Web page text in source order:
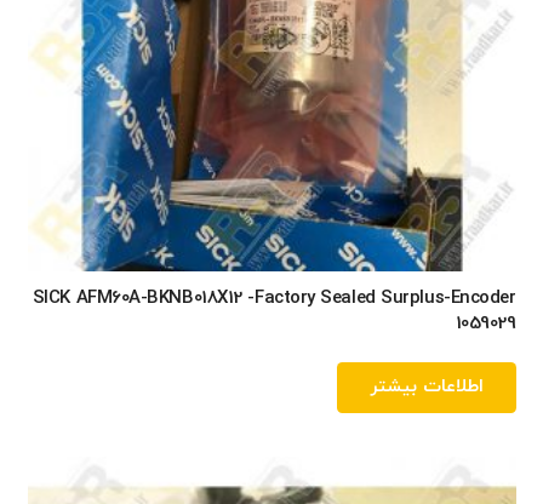
SICK AFM60A-BKNB018X12 -Factory Sealed Surplus-Encoder
1059029
اطلاعات بیشتر